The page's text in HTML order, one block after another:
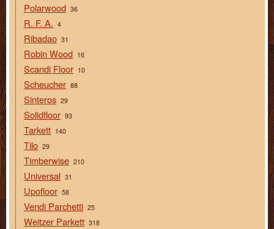
Polarwood 36
R. F. A. 4
Ribadao 31
Robin Wood 16
Scandi Floor 10
Scheucher 88
Sinteros 29
Solidfloor 93
Tarkett 140
Tilo 29
Timberwise 210
Universal 31
Upofloor 58
Vendi Parchetti 25
Weitzer Parkett 318